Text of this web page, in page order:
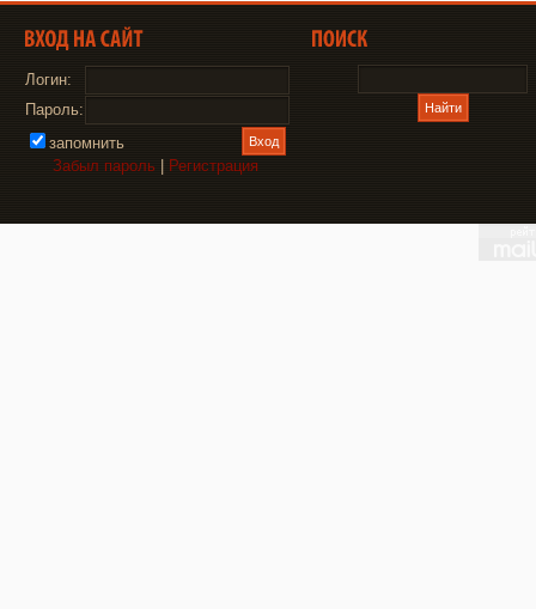
Логин:
Пароль:
запомнить
Забыл пароль
Регистрация